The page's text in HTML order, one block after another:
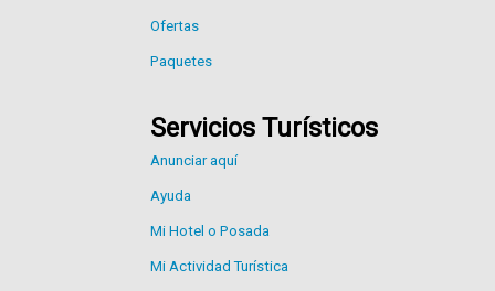
Ofertas
Paquetes
Servicios Turísticos
Anunciar aquí
Ayuda
Mi Hotel o Posada
Mi Actividad Turística